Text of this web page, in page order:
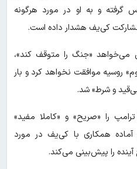
گرفته و به او در مورد هرگونه
کی‌یف هشدار داده است.
می‌خواهد «جنگ را متوقف کند»،
روسیه موافقت نخواهد کرد و بار
و شرط» شد.
را «صریح» و «کاملا مفید»
همکاری با کی‌یف در مورد
را پیش‌بینی می‌کند.